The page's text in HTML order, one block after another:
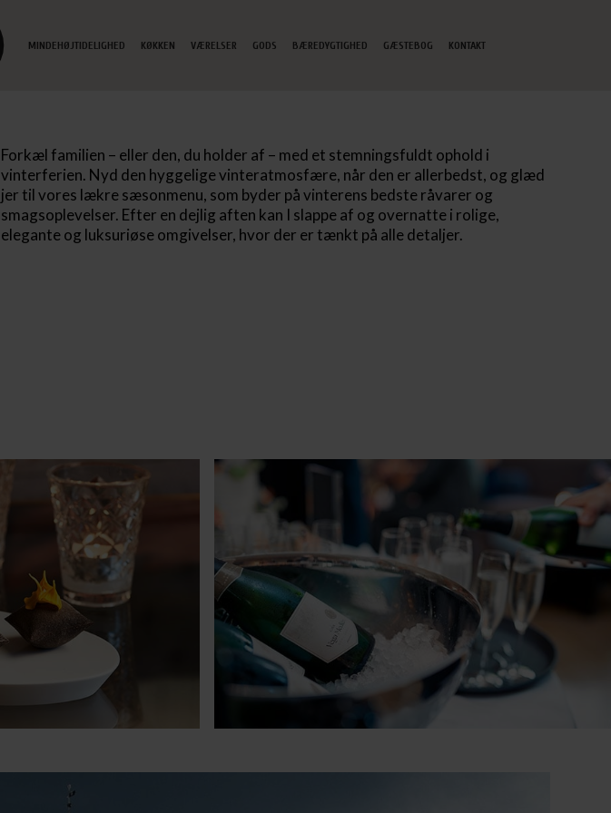
MINDEHØJTIDELIGHED KØKKEN VÆRELSER GODS BÆREDYGTIGHED GÆSTEBOG KONTAKT
Forkæl familien – eller den, du holder af – med et stemningsfuldt ophold i
vinterferien. Nyd den hyggelige vinteratmosfære, når den er allerbedst, og glæd
jer til vores lækre sæsonmenu, som byder på vinterens bedste råvarer og
smagsoplevelser. Efter en dejlig aften kan I slappe af og overnatte i rolige,
elegante og luksuriøse omgivelser, hvor der er tænkt på alle detaljer.